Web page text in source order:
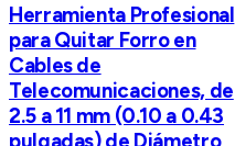
Herramienta Profesional
para Quitar Forro en
Cables de
Telecomunicaciones, de
2.5 a 11 mm (0.10 a 0.43
pulgadas) de Diámetro